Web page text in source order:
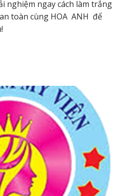
nghiệm ngay cách làm trắng
toàn cùng HOA ANH để